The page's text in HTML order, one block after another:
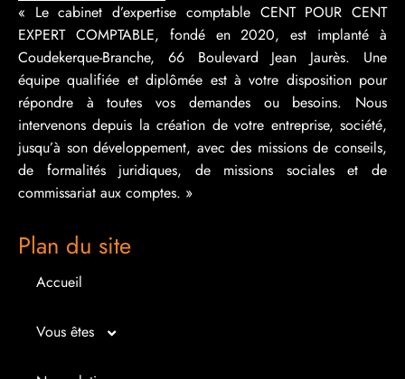
« Le cabinet d’expertise comptable CENT POUR CENT
EXPERT COMPTABLE, fondé en 2020, est implanté à
Coudekerque-Branche, 66 Boulevard Jean Jaurès. Une
équipe qualifiée et diplômée est à votre disposition pour
répondre à toutes vos demandes ou besoins. Nous
intervenons depuis la création de votre entreprise, société,
jusqu’à son développement, avec des missions de conseils,
de formalités juridiques, de missions sociales et de
commissariat aux comptes. »
Plan du site
Accueil
Vous êtes